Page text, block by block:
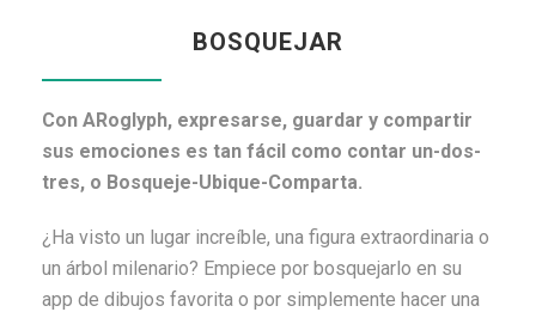
BOSQUEJAR
Con ARoglyph, expresarse, guardar y compartir
sus emociones es tan fácil como contar un-dos-
tres, o Bosqueje-Ubique-Comparta.
¿Ha visto un lugar increíble, una figura extraordinaria o
un árbol milenario? Empiece por bosquejarlo en su
app de dibujos favorita o por simplemente hacer una